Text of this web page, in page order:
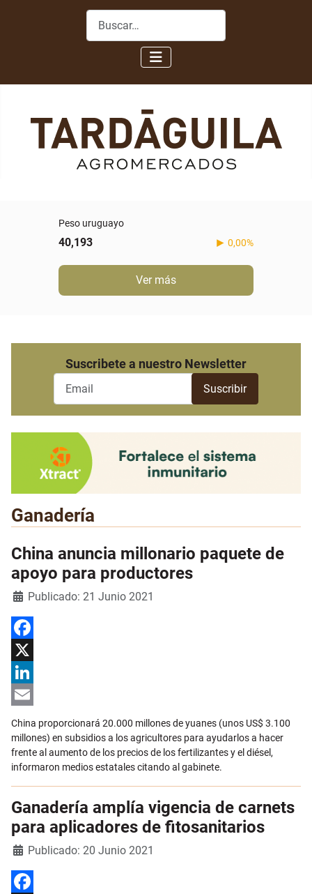
Buscar
Peso uruguayo
40,193 0,00%
Ver más
Suscribete a nuestro Newsletter
Ganadería
China anuncia millonario paquete de
apoyo para productores
DetallesPublicado: 21 Junio 2021
Facebook
X
LinkedIn
Email
China proporcionará 20.000 millones de yuanes (unos US$ 3.100
millones) en subsidios a los agricultores para ayudarlos a hacer
frente al aumento de los precios de los fertilizantes y el diésel,
informaron medios estatales citando al gabinete.
Ganadería amplía vigencia de carnets
para aplicadores de fitosanitarios
DetallesPublicado: 20 Junio 2021